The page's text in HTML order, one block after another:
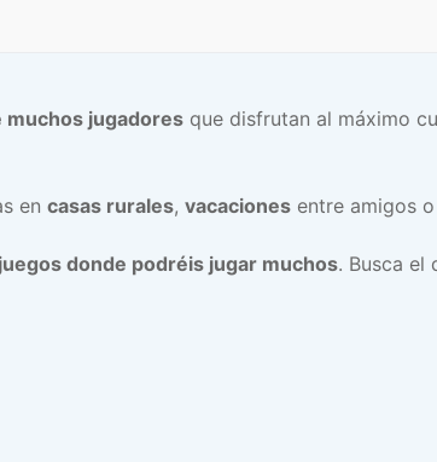
muchos jugadores que disfrutan al máximo
en casas rurales, vacaciones entre amigos
donde podréis jugar muchos. Busca el